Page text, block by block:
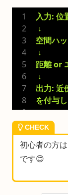
入力: 位
↓
空間ハ
↓
距離 or
↓
出力: 近
を付与
CHECK
初心者の方
です😊